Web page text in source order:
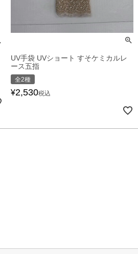
UV手袋 UVショート すそケミカルレ
ース五指
全2種
¥2,530税込